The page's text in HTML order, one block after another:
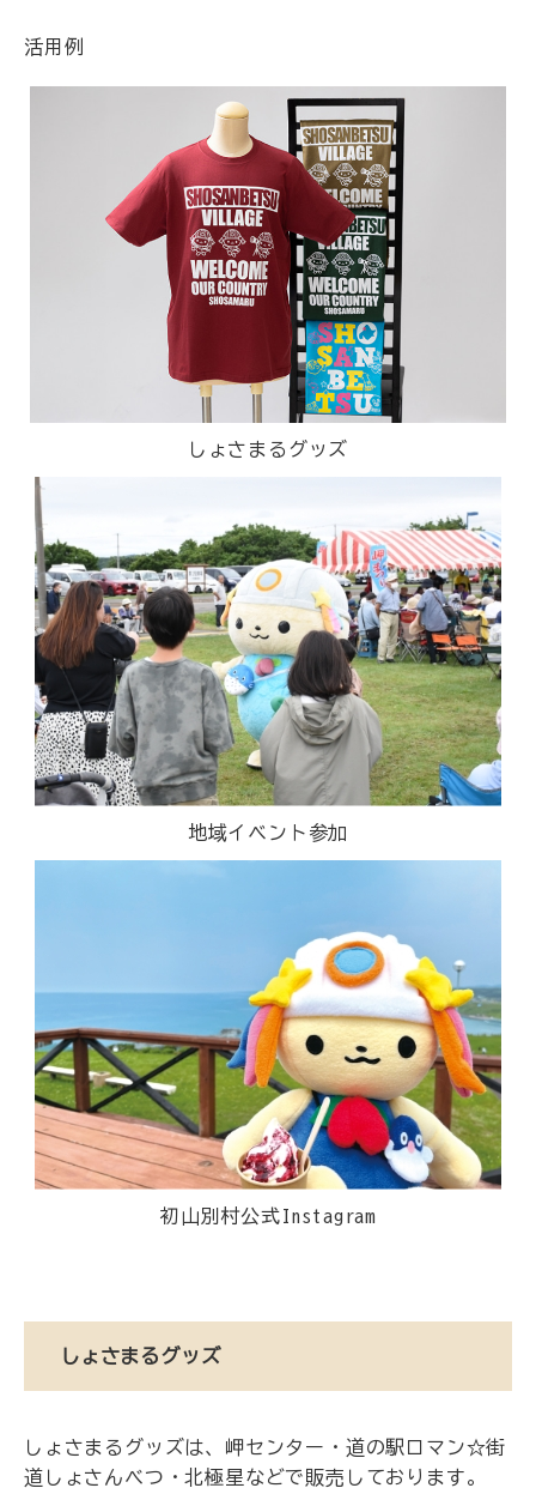
活用例
しょさまるグッズ
地域イベント参加
初山別村公式Instagram
しょさまるグッズ
しょさまるグッズは、岬センター・道の駅ロマン☆街
道しょさんべつ・北極星などで販売しております。